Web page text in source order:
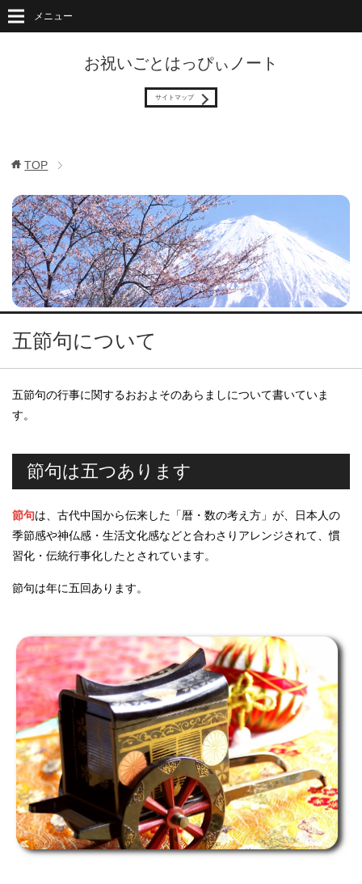
お祝いごとはっぴぃノート
サイトマップ
メニュー
TOP
五節句について
五節句の行事に関するおおよそのあらましについて書いていま
す。
節句は五つあります
節句は、古代中国から伝来した「暦・数の考え方」が、日本人の
季節感や神仏感・生活文化感などと合わさりアレンジされて、慣
習化・伝統行事化したとされています。
節句は年に五回あります。